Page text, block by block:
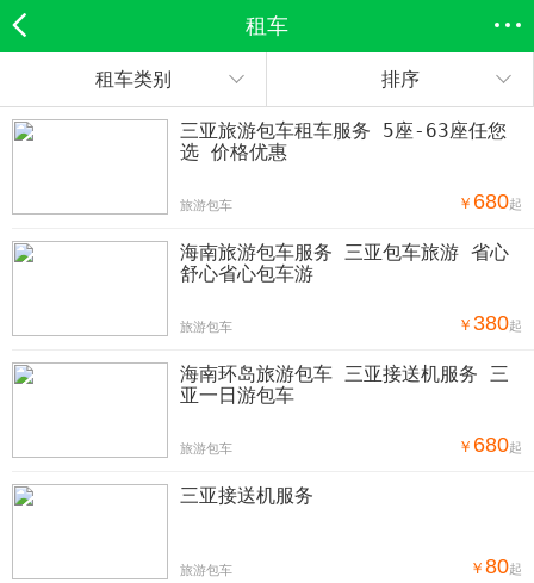
租车
租车类别 排序
三亚旅游包车租车服务 5座-63座任您
选 价格优惠
旅游包车 ￥ 680起
海南旅游包车服务 三亚包车旅游 省心
舒心省心包车游
旅游包车 ￥ 380起
海南环岛旅游包车 三亚接送机服务 三
亚一日游包车
旅游包车 ￥ 680起
三亚接送机服务
旅游包车 ￥ 80起
欣欣首页 全部分类 搜索 登录欣欣